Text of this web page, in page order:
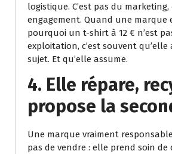
logistique. C’est pas du marketing,
engagement. Quand une marque
pourquoi un t-shirt à 12 € n’est
exploitation, c’est souvent qu’elle
sujet. Et qu’elle assume.
4. Elle répare,
propose la
Une marque vraiment
pas de vendre : elle prend soin de